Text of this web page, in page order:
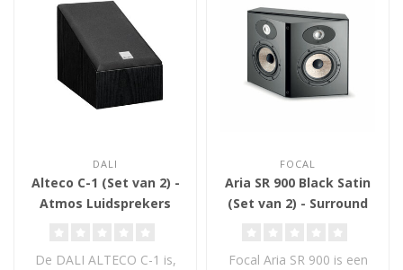
DALI
Alteco C-1 (Set van 2) -
Atmos Luidsprekers
De DALI ALTECO C-1 is,
FOCAL
Aria SR 900 Black Satin
(Set van 2) - Surround
Focal Aria SR 900 is een